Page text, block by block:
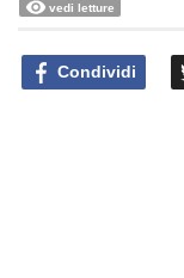
vedi letture
Condividi